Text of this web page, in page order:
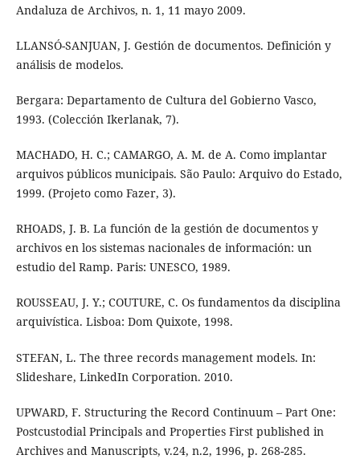
Andaluza de Archivos, n. 1, 11 mayo 2009.
LLANSÓ-SANJUAN, J. Gestión de documentos. Definición y
análisis de modelos.
Bergara: Departamento de Cultura del Gobierno Vasco,
1993. (Colección Ikerlanak, 7).
MACHADO, H. C.; CAMARGO, A. M. de A. Como implantar
arquivos públicos municipais. São Paulo: Arquivo do Estado,
1999. (Projeto como Fazer, 3).
RHOADS, J. B. La función de la gestión de documentos y
archivos en los sistemas nacionales de información: un
estudio del Ramp. Paris: UNESCO, 1989.
ROUSSEAU, J. Y.; COUTURE, C. Os fundamentos da disciplina
arquivística. Lisboa: Dom Quixote, 1998.
STEFAN, L. The three records management models. In:
Slideshare, LinkedIn Corporation. 2010.
UPWARD, F. Structuring the Record Continuum – Part One:
Postcustodial Principals and Properties First published in
Archives and Manuscripts, v.24, n.2, 1996, p. 268-285.